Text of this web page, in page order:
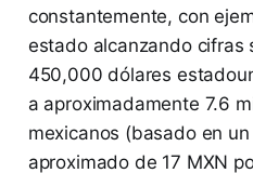
constantemente, con
estado alcanzando cifras
450,000 dólares
a aproximadamente 7.6
mexicanos (basado en
aproximado de 17 MXN